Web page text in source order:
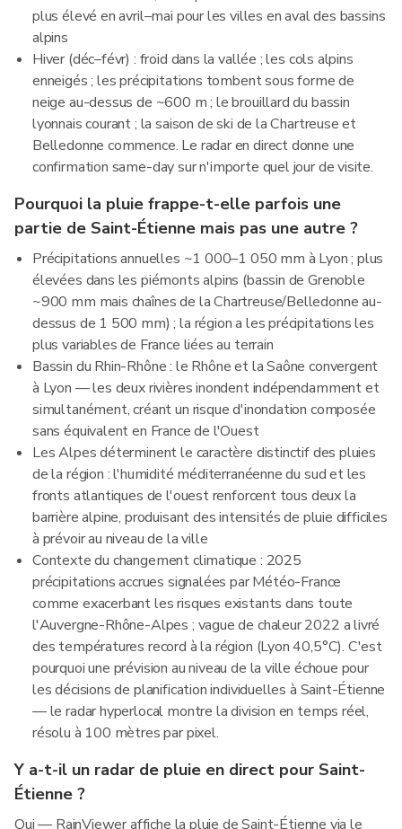
plus élevé en avril–mai pour les villes en aval des bassins
alpins
Hiver (déc–févr) : froid dans la vallée ; les cols alpins
enneigés ; les précipitations tombent sous forme de
neige au-dessus de ~600 m ; le brouillard du bassin
lyonnais courant ; la saison de ski de la Chartreuse et
Belledonne commence. Le radar en direct donne une
confirmation same-day sur n'importe quel jour de visite.
Pourquoi la pluie frappe-t-elle parfois une
partie de Saint-Étienne mais pas une autre ?
Précipitations annuelles ~1 000–1 050 mm à Lyon ; plus
élevées dans les piémonts alpins (bassin de Grenoble
~900 mm mais chaînes de la Chartreuse/Belledonne au-
dessus de 1 500 mm) ; la région a les précipitations les
plus variables de France liées au terrain
Bassin du Rhin-Rhône : le Rhône et la Saône convergent
à Lyon — les deux rivières inondent indépendamment et
simultanément, créant un risque d'inondation composée
sans équivalent en France de l'Ouest
Les Alpes déterminent le caractère distinctif des pluies
de la région : l'humidité méditerranéenne du sud et les
fronts atlantiques de l'ouest renforcent tous deux la
barrière alpine, produisant des intensités de pluie difficiles
à prévoir au niveau de la ville
Contexte du changement climatique : 2025
précipitations accrues signalées par Météo-France
comme exacerbant les risques existants dans toute
l'Auvergne-Rhône-Alpes ; vague de chaleur 2022 a livré
des températures record à la région (Lyon 40,5°C). C'est
pourquoi une prévision au niveau de la ville échoue pour
les décisions de planification individuelles à Saint-Étienne
— le radar hyperlocal montre la division en temps réel,
résolu à 100 mètres par pixel.
Y a-t-il un radar de pluie en direct pour Saint-
Étienne ?
Oui — RainViewer affiche la pluie de Saint-Étienne via le